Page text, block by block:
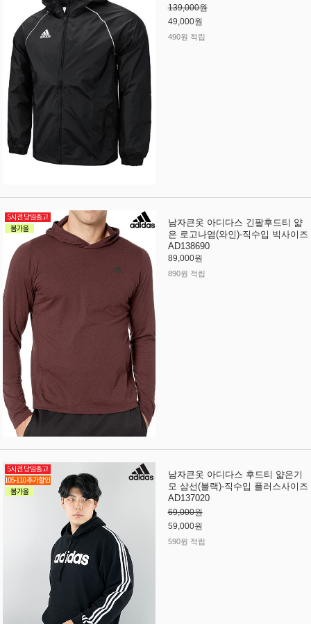
139,000원
49,000원
490원 적립
남자큰옷 아디다스 긴팔후드티 얇
은 로고나염(와인)-직수입 빅사이즈
AD138690
89,000원
890원 적립
남자큰옷 아디다스 후드티 얇은기
모 삼선(블랙)-직수입 플러스사이즈
AD137020
69,000원
59,000원
590원 적립